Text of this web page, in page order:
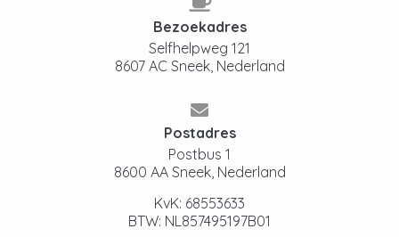
Bezoekadres
Selfhelpweg 121
8607 AC Sneek, Nederland
Postadres
Postbus 1
8600 AA Sneek, Nederland
KvK: 68553633
BTW: NL857495197B01